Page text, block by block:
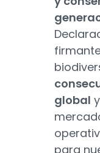
global
para